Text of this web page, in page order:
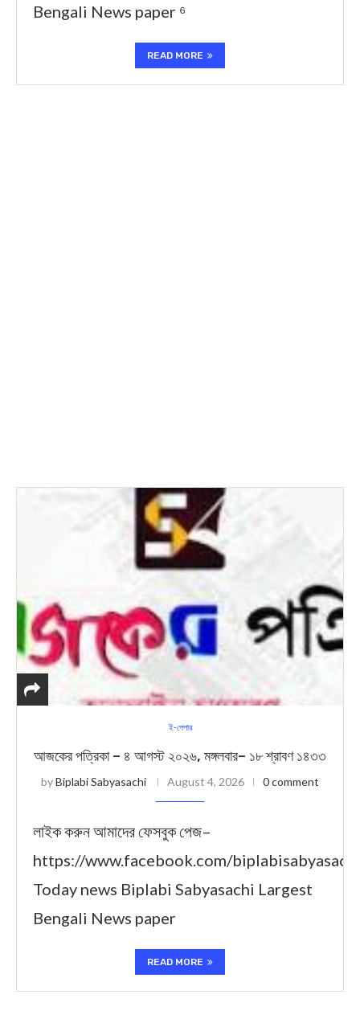
Bengali News paper ⁶
READ MORE
ই-পেপার
আজকের পত্রিকা – ৪ আগস্ট ২০২৬, মঙ্গলবার– ১৮ শ্রাবণ ১৪৩৩
byBiplabi Sabyasachi August 4, 2026 0 comment
লাইক করুন আমাদের ফেসবুক পেজ–
https://www.facebook.com/biplabisabyasachi
Today news Biplabi Sabyasachi Largest
Bengali News paper
READ MORE